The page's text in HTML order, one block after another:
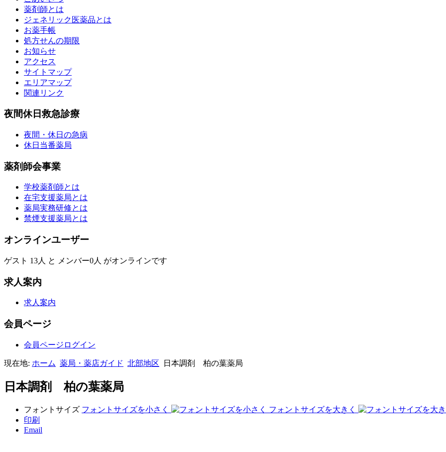
薬剤師とは
ジェネリック医薬品とは
お薬手帳
処方せんの期限
お知らせ
アクセス
サイトマップ
エリアマップ
関連リンク
夜間休日救急診療
夜間・休日の急病
休日当番薬局
薬剤師会事業
学校薬剤師とは
在宅支援薬局とは
薬局実務研修とは
禁煙支援薬局とは
オンラインユーザー
ゲスト 13人 と メンバー0人 がオンラインです
求人案内
求人案内
会員ページ
会員ページログイン
現在地: ホーム 薬局・薬店ガイド 北部地区 日本調剤 柏の葉薬局
日本調剤 柏の葉薬局
フォントサイズ フォントサイズを小さく
フォントサイズを大きく
印刷
Email